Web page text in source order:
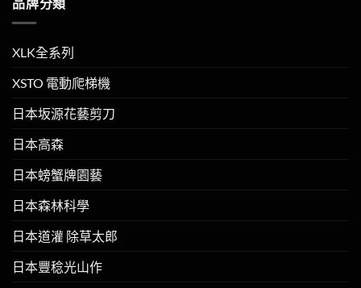
XLK全系列
XSTO 電動爬梯機
日本坂源花藝剪刀
日本高森
日本螃蟹牌園藝
日本森林科學
日本道灌 除草太郎
日本豐稔光山作